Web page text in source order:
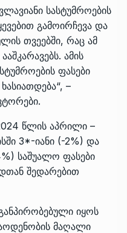
სასტუმროების
გამოირჩევა და
თვეებში, რაც ამ
ამის
ფასები
–
წლის აპრილი –
3*-იანი (-2%) და
საშუალო ფასები
შედარებით
იყოს
მაღალი